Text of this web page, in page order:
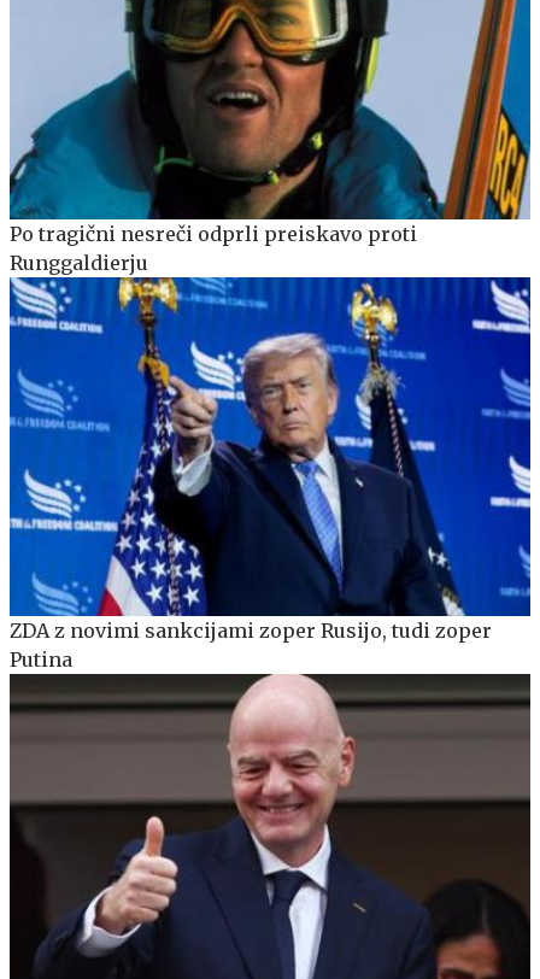
Po tragični nesreči odprli preiskavo proti
Runggaldierju
ZDA z novimi sankcijami zoper Rusijo, tudi zoper
Putina